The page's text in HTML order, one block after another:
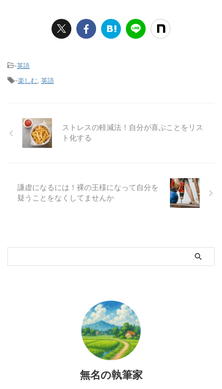
-英語
-楽しむ 英語
ストレスの軽減法！自分が喜ぶことをリス
ト化する
謙虚になるには！裸の王様になって自分を
疑うことをなくしてませんか
無名の執筆家